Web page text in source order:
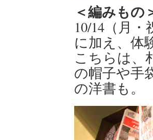
＜編みもの
10/14（月
に加え、体
こちらは、
の帽子や手
の洋書も。